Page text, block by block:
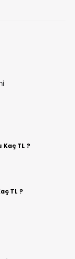
Kaç TL ?
TL ?